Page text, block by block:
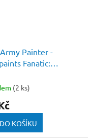
Painter -
Fanatic:
(2 ks)
DO KOŠÍKU